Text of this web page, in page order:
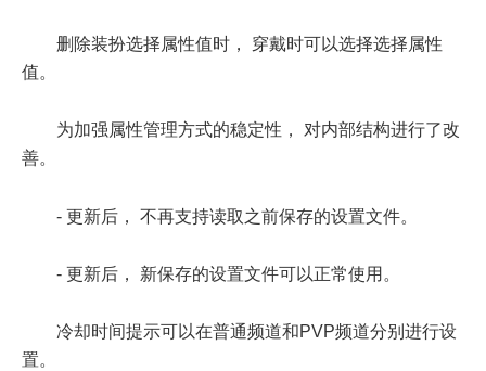
删除装扮选择属性值时， 穿戴时可以选择选择属性
值。
为加强属性管理方式的稳定性， 对内部结构进行了改
善。
- 更新后， 不再支持读取之前保存的设置文件。
- 更新后， 新保存的设置文件可以正常使用。
冷却时间提示可以在普通频道和PVP频道分别进行设
置。